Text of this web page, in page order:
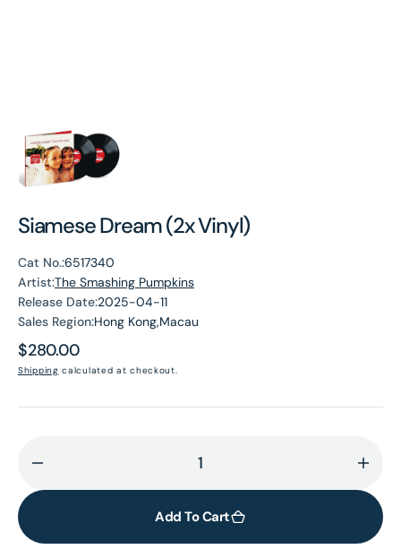
Siamese Dream (2x Vinyl)
Cat No.:6517340
Artist:The Smashing Pumpkins
Release Date:2025-04-11
Sales Region:Hong Kong,Macau
Regular
price
$280.00
Shipping calculated at checkout.
quantity
Siamese
for
Add To Cart